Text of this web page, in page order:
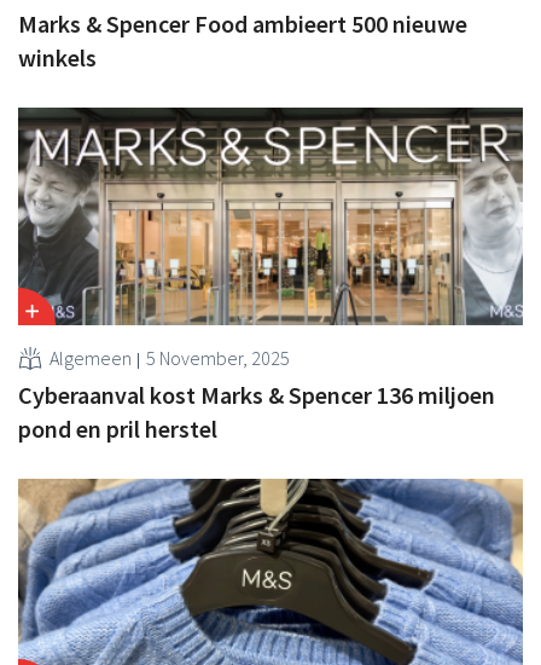
Marks & Spencer Food ambieert 500 nieuwe
winkels
Algemeen 5 November, 2025
Cyberaanval kost Marks & Spencer 136 miljoen
pond en pril herstel